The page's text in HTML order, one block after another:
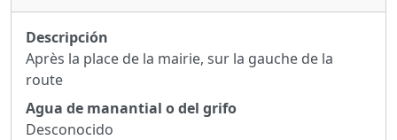
Descripción
Après la place de la mairie, sur la gauche de la
route
Agua de manantial o del grifo
Desconocido